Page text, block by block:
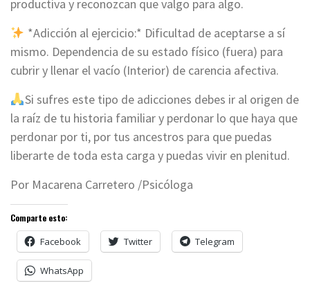
productiva y reconozcan que valgo para algo.
*Adicción al ejercicio:* Dificultad de aceptarse a sí
mismo. Dependencia de su estado físico (fuera) para
cubrir y llenar el vacío (Interior) de carencia afectiva.
Si sufres este tipo de adicciones debes ir al origen de
la raíz de tu historia familiar y perdonar lo que haya que
perdonar por ti, por tus ancestros para que puedas
liberarte de toda esta carga y puedas vivir en plenitud.
Por Macarena Carretero /Psicóloga
Comparte esto:
Facebook Twitter Telegram
WhatsApp